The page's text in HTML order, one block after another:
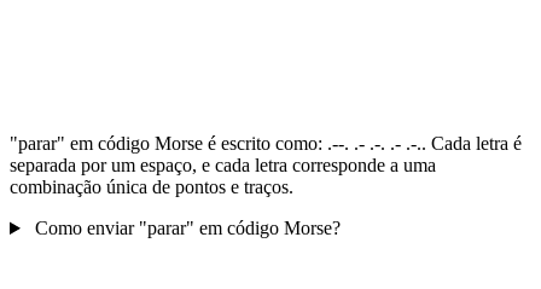
"parar" em código Morse é escrito como: .--. .- .-. .- .-.. Cada letra é
separada por um espaço, e cada letra corresponde a uma
combinação única de pontos e traços.
Como enviar "parar" em código Morse?